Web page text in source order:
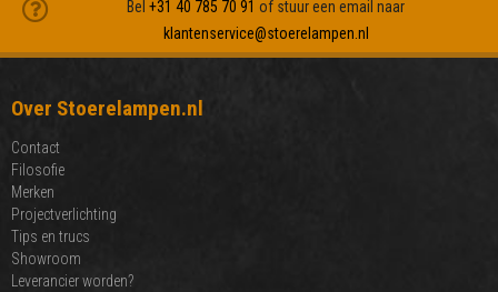
Bel +31 40 785 70 91 of stuur een email naar
klantenservice@stoerelampen.nl
Over Stoerelampen.nl
Contact
Filosofie
Merken
Projectverlichting
Tips en trucs
Showroom
Leverancier worden?